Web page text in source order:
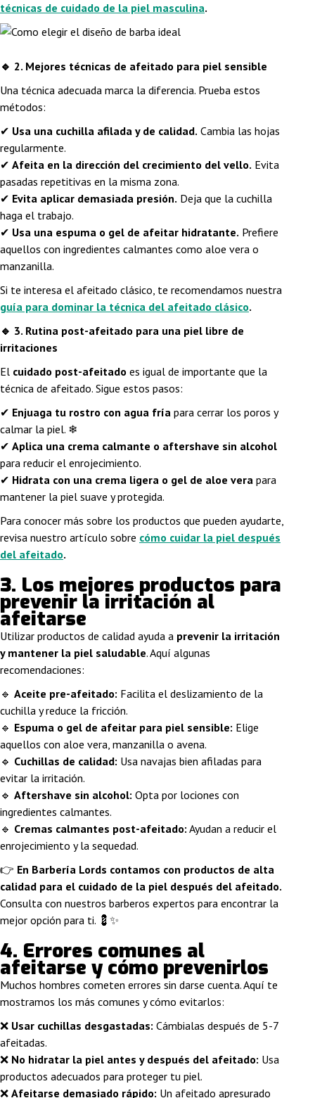
técnicas de cuidado de la piel masculina.
🔹 2. Mejores técnicas de afeitado para piel sensible
Una técnica adecuada marca la diferencia. Prueba estos
métodos:
✔ Usa una cuchilla afilada y de calidad. Cambia las hojas
regularmente.
✔ Afeita en la dirección del crecimiento del vello. Evita
pasadas repetitivas en la misma zona.
✔ Evita aplicar demasiada presión. Deja que la cuchilla
haga el trabajo.
✔ Usa una espuma o gel de afeitar hidratante. Prefiere
aquellos con ingredientes calmantes como aloe vera o
manzanilla.
Si te interesa el afeitado clásico, te recomendamos nuestra
guía para dominar la técnica del afeitado clásico.
🔹 3. Rutina post-afeitado para una piel libre de
irritaciones
El cuidado post-afeitado es igual de importante que la
técnica de afeitado. Sigue estos pasos:
✔ Enjuaga tu rostro con agua fría para cerrar los poros y
calmar la piel. ❄
✔ Aplica una crema calmante o aftershave sin alcohol
para reducir el enrojecimiento.
✔ Hidrata con una crema ligera o gel de aloe vera para
mantener la piel suave y protegida.
Para conocer más sobre los productos que pueden ayudarte,
revisa nuestro artículo sobre cómo cuidar la piel después
del afeitado.
3. Los mejores productos para
prevenir la irritación al
afeitarse
Utilizar productos de calidad ayuda a prevenir la irritación
y mantener la piel saludable. Aquí algunas
recomendaciones:
🔹 Aceite pre-afeitado: Facilita el deslizamiento de la
cuchilla y reduce la fricción.
🔹 Espuma o gel de afeitar para piel sensible: Elige
aquellos con aloe vera, manzanilla o avena.
🔹 Cuchillas de calidad: Usa navajas bien afiladas para
evitar la irritación.
🔹 Aftershave sin alcohol: Opta por lociones con
ingredientes calmantes.
🔹 Cremas calmantes post-afeitado: Ayudan a reducir el
enrojecimiento y la sequedad.
👉 En Barbería Lords contamos con productos de alta
calidad para el cuidado de la piel después del afeitado.
Consulta con nuestros barberos expertos para encontrar la
mejor opción para ti. 💈✨
4. Errores comunes al
afeitarse y cómo prevenirlos
Muchos hombres cometen errores sin darse cuenta. Aquí te
mostramos los más comunes y cómo evitarlos:
❌ Usar cuchillas desgastadas: Cámbialas después de 5-7
afeitadas.
❌ No hidratar la piel antes y después del afeitado: Usa
productos adecuados para proteger tu piel.
❌ Afeitarse demasiado rápido: Un afeitado apresurado